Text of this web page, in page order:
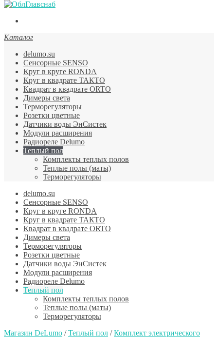
Каталог
delumo.su
Сенсорные SENSO
Круг в круге RONDA
Круг в квадрате ТАКТО
Квадрат в квадрате ORTO
Димеры света
Терморегуляторы
Розетки цветные
Датчики воды ЭнСистек
Модули расширения
Радиореле Delumo
Теплый пол
Комплекты теплых полов
Теплые полы (маты)
Терморегуляторы
delumo.su
Сенсорные SENSO
Круг в круге RONDA
Круг в квадрате ТАКТО
Квадрат в квадрате ORTO
Димеры света
Терморегуляторы
Розетки цветные
Датчики воды ЭнСистек
Модули расширения
Радиореле Delumo
Теплый пол
Комплекты теплых полов
Теплые полы (маты)
Терморегуляторы
Магазин DeLumo /Теплый пол /Комплект электрического